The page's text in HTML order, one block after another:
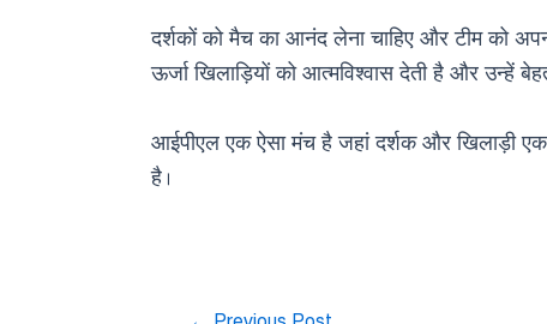
दर्शकों को मैच का आनंद लेना चाहिए और टीम को
ऊर्जा खिलाड़ियों को आत्मविश्वास देती है और उन्हें
आईपीएल एक ऐसा मंच है जहां दर्शक और खिलाड़ी
है।